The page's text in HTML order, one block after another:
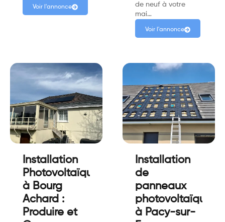
Voir l'annonce
de neuf à votre
mai…
Voir l'annonce
Installation
Photovoltaïque
à Bourg
Achard :
Produire et
Installation
de
panneaux
photovoltaïques
à Pacy-sur-